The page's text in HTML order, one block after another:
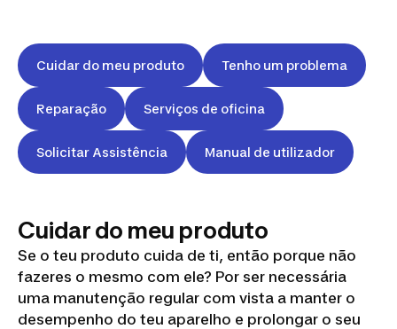
Cuidar do meu produto Tenho um problema
Reparação Serviços de oficina
Solicitar Assistência Manual de utilizador
Cuidar do meu produto
Se o teu produto cuida de ti, então porque não
fazeres o mesmo com ele? Por ser necessária
uma manutenção regular com vista a manter o
desempenho do teu aparelho e prolongar o seu